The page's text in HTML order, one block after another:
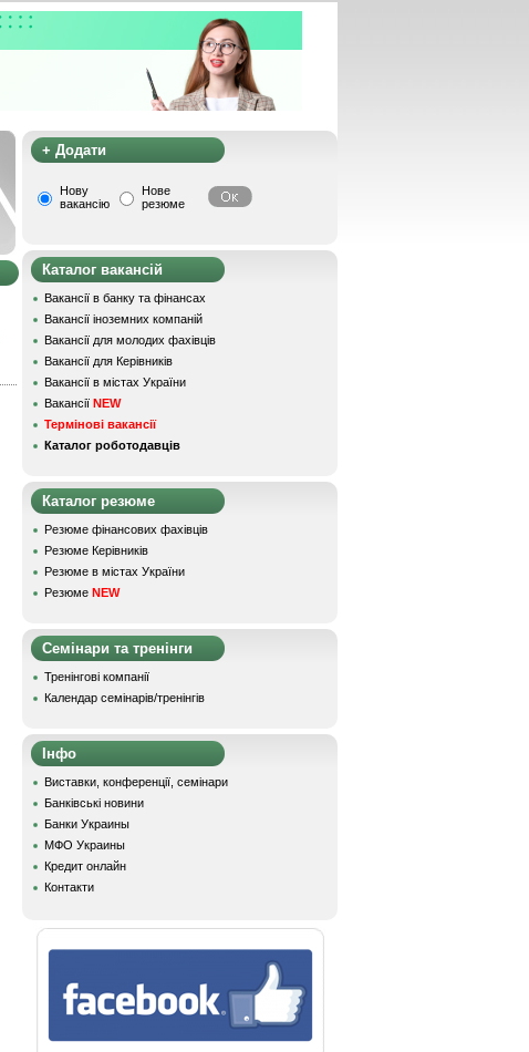
+ Додати
Нову
вакансію
Нове
резюме
Каталог вакансій
Вакансії в банку та фінансах
Вакансії іноземних компаній
Вакансії для молодих фахівців
Вакансії для Керівників
Вакансії в містах України
Вакансії NEW
Термінові вакансії
Каталог роботодавців
Каталог резюме
Резюме фінансових фахівців
Резюме Керівників
Резюме в містах України
Резюме NEW
Семінари та тренінги
Тренінгові компанії
Календар семінарів/тренінгів
Інфо
Виставки, конференції, семінари
Банківські новини
Банки Украины
МФО Украины
Кредит онлайн
Контакти